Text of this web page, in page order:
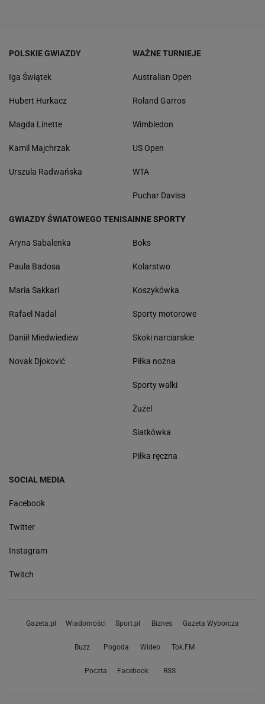
POLSKIE GWIAZDY
Iga Świątek
Hubert Hurkacz
Magda Linette
Kamil Majchrzak
Urszula Radwańska
WAŻNE TURNIEJE
Australian Open
Roland Garros
Wimbledon
US Open
WTA
Puchar Davisa
GWIAZDY ŚWIATOWEGO TENISA
Aryna Sabalenka
Paula Badosa
Maria Sakkari
Rafael Nadal
Daniił Miedwiediew
Novak Djoković
INNE SPORTY
Boks
Kolarstwo
Koszykówka
Sporty motorowe
Skoki narciarskie
Piłka nożna
Sporty walki
Żużel
Siatkówka
Piłka ręczna
SOCIAL MEDIA
Facebook
Twitter
Instagram
Twitch
Gazeta.pl Wiadomości Sport.pl Biznes Gazeta Wyborcza
Buzz Pogoda Wideo Tok.FM
Poczta Facebook RSS